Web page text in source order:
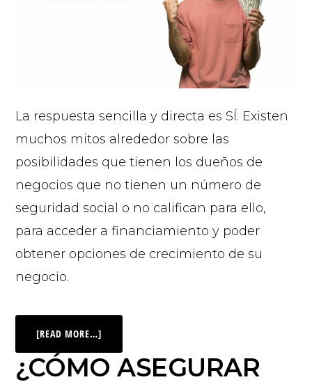
La respuesta sencilla y directa es SÍ. Existen
muchos mitos alrededor sobre las
posibilidades que tienen los dueños de
negocios que no tienen un número de
seguridad social o no califican para ello,
para acceder a financiamiento y poder
obtener opciones de crecimiento de su
negocio.
[READ MORE…]
¿CÓMO ASEGURAR